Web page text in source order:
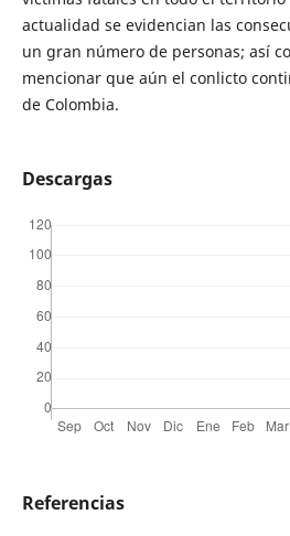
actualidad se evidencian las
un gran número de personas; así
mencionar que aún el conlicto
de Colombia.
Descargas
Referencias